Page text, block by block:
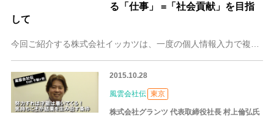
る「仕事」 =「社会貢献」を目指
して
2015.10.28
風雲会社伝 東京
株式会社グランツ 代表取締役社長 村上倫弘氏